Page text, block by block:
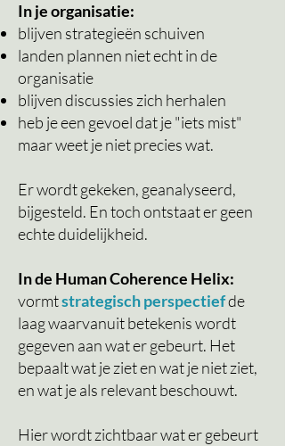
In je organisatie:
blijven strategieën schuiven
landen plannen niet echt in de
organisatie
blijven discussies zich herhalen
heb je een gevoel dat je "iets mist"
maar weet je niet precies wat.
Erwordtgekeken, geanalyseerd,
bijgesteld. En toch ontstaat er geen
echte duidelijkheid.
In de Human Coherence Helix:
vormtstrategisch perspectiefde
laag waarvanuit betekenis wordt
gegeven aan wat er gebeurt. Het
bepaalt wat je ziet en wat je niet ziet,
en wat je als relevant beschouwt.
Hier wordt zichtbaar wat er gebeurt